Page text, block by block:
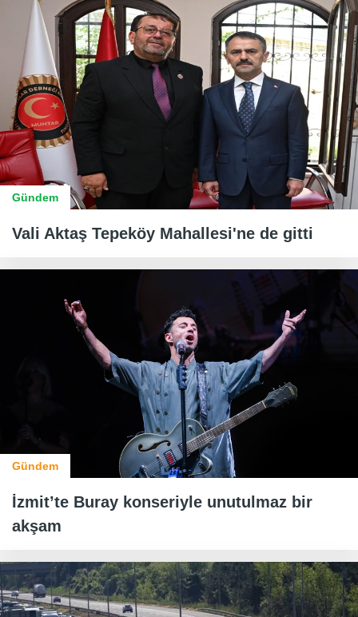
Gündem
Vali Aktaş Tepeköy Mahallesi'ne de gitti
Gündem
İzmit’te Buray konseriyle unutulmaz bir
akşam